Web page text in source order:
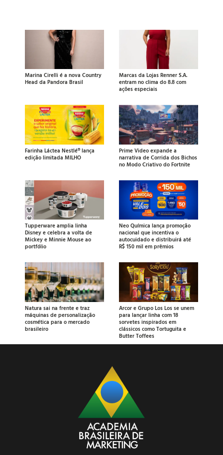
Marina Cirelli é a nova Country
Head da Pandora Brasil
Marcas da Lojas Renner S.A.
entram no clima do 8.8 com
ações especiais
Farinha Láctea Nestlé® lança
edição limitada MILHO
Prime Video expande a
narrativa de Corrida dos Bichos
no Modo Criativo do Fortnite
Tupperware amplia linha
Disney e celebra a volta de
Mickey e Minnie Mouse ao
portfólio
Neo Química lança promoção
nacional que incentiva o
autocuidado e distribuirá até
R$ 150 mil em prêmios
Natura sai na frente e traz
máquinas de personalização
cosmética para o mercado
brasileiro
Arcor e Grupo Los Los se unem
para lançar linha com 18
sorvetes inspirados em
clássicos como Tortuguita e
Butter Toffees